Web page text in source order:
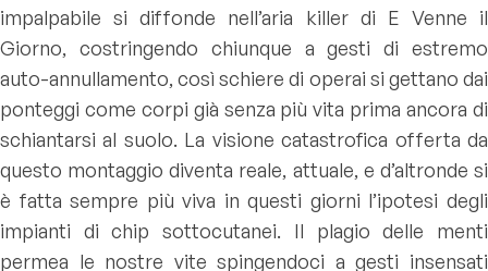
impalpabile si diffonde nell’aria killer di E Venne il
Giorno, costringendo chiunque a gesti di estremo
auto-annullamento, così schiere di operai si gettano dai
ponteggi come corpi già senza più vita prima ancora di
schiantarsi al suolo. La visione catastrofica offerta da
questo montaggio diventa reale, attuale, e d’altronde si
è fatta sempre più viva in questi giorni l’ipotesi degli
impianti di chip sottocutanei. Il plagio delle menti
permea le nostre vite spingendoci a gesti insensati